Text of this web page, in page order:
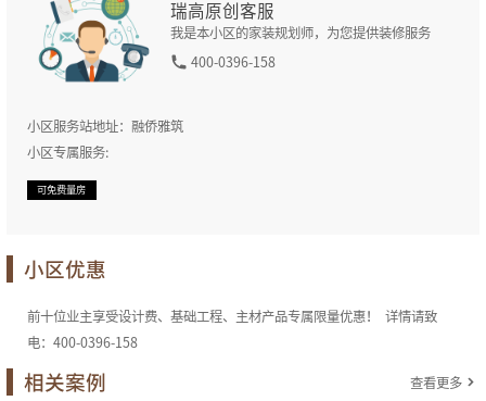
瑞高原创客服
我是本小区的家装规划师，为您提供装修服务
400-0396-158
小区服务站地址： 融侨雅筑
小区专属服务:
可免费量房
小区优惠
前十位业主享受设计费、基础工程、主材产品专属限量优惠！ 详情请致
电：400-0396-158
相关案例 查看更多